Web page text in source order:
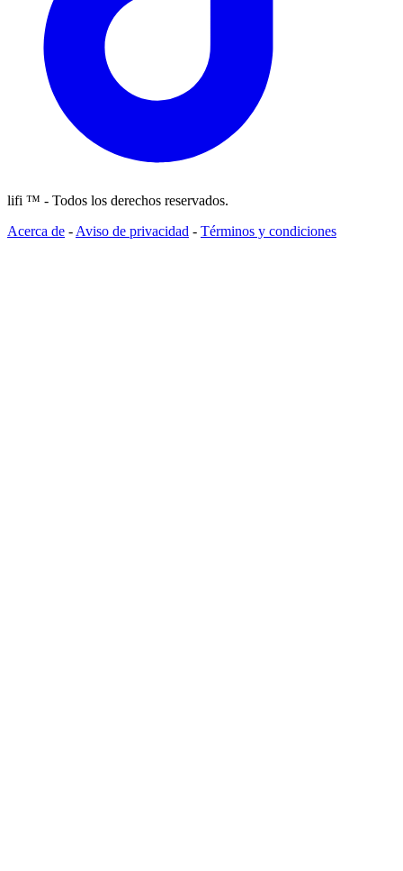
lifi ™ - Todos los derechos reservados.
Acerca de - Aviso de privacidad - Términos y condiciones